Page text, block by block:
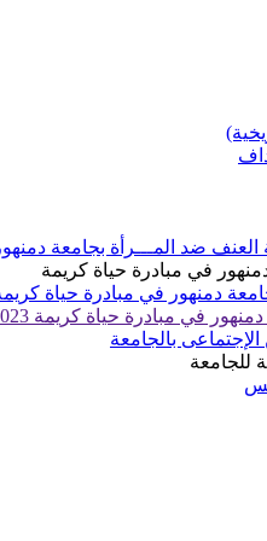
العنف ضد المـــرأة بجامعة
في مبادرة حياة كريمة
دمنهور في مبادرة حياة كريمة
في مبادرة حياة كريمة 2023
بالجامعة
للجامعة